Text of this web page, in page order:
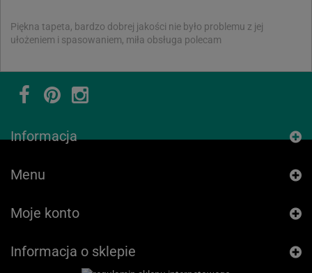
Piękna tapeta, bardzo dobrej jakości nie było problemu z jej
ułożeniem i spasowaniem, miła obsługa polecam
Informacja
Menu
Moje konto
Informacja o sklepie